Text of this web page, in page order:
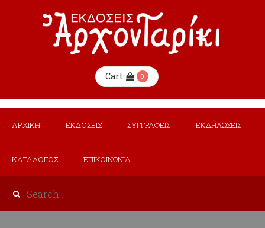
Cart 0
ΑΡΧΙΚΗ ΕΚΔΟΣΕΙΣ ΣΥΓΓΡΑΦΕΙΣ ΕΚΔΗΛΩΣΕΙΣ
ΚΑΤΑΛΟΓΟΣ ΕΠΙΚΟΙΝΩΝΙΑ